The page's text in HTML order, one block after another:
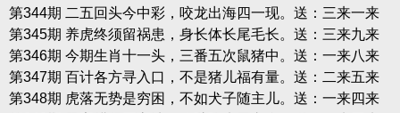
第344期 二五回头今中彩，咬龙出海四一现。送：三来一来
第345期 养虎终须留祸患，身长体长尾毛长。送：三来九来
第346期 今期生肖十一头，三番五次鼠猪中。送：一来八来
第347期 百计各方寻入口，不是猪儿福有量。送：二来五来
第348期 虎落无势是穷困，不如犬子随主儿。送：一来四来